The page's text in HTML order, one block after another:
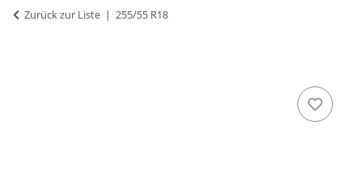
Zurück zur Liste 255/55 R18